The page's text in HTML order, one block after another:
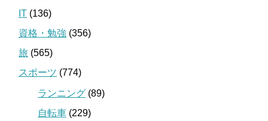
IT (136)
資格・勉強 (356)
旅 (565)
スポーツ (774)
ランニング (89)
自転車 (229)